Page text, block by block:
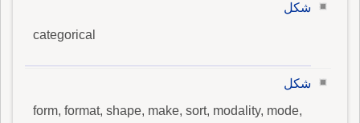
شكل
categorical
شكل
form, format, shape, make, sort, modality, mode,